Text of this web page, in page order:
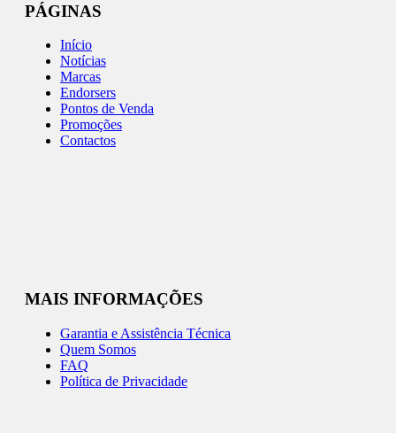
PÁGINAS
Início
Notícias
Marcas
Endorsers
Pontos de Venda
Promoções
Contactos
MAIS INFORMAÇÕES
Garantia e Assistência Técnica
Quem Somos
FAQ
Política de Privacidade